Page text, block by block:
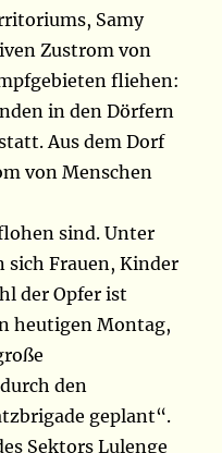
Samy
Zustrom von
fliehen:
in den Dörfern
Aus dem Dorf
von Menschen
sind. Unter
sich Frauen, Kinder
der Opfer ist
heutigen Montag,
den
geplant“.
Sektors Lulenge